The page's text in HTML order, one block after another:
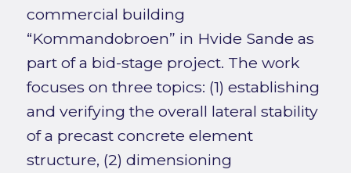
commercial building
“Kommandobroen” in Hvide Sande as
part of a bid-stage project. The work
focuses on three topics: (1) establishing
and verifying the overall lateral stability
of a precast concrete element
structure, (2) dimensioning